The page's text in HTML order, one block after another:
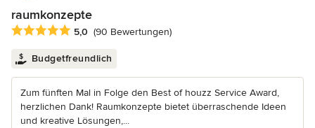
raumkonzepte
Durchschnittliche Bewertung: 5 von 5 Sternen
5,0 (90 Bewertungen)
Budgetfreundlich
Zum fünften Mal in Folge den Best of houzz Service Award,
herzlichen Dank! Raumkonzepte bietet überraschende Ideen
und kreative Lösungen,...